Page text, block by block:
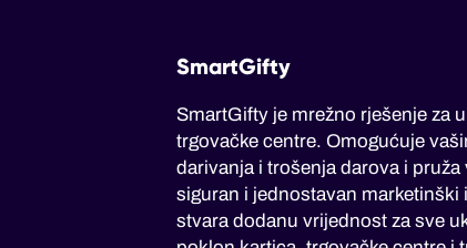
SmartGifty
SmartGifty je mrežno rješenje za
trgovačke centre. Omogućuje
darivanja i trošenja darova i
siguran i jednostavan
stvara dodanu vrijednost za sve